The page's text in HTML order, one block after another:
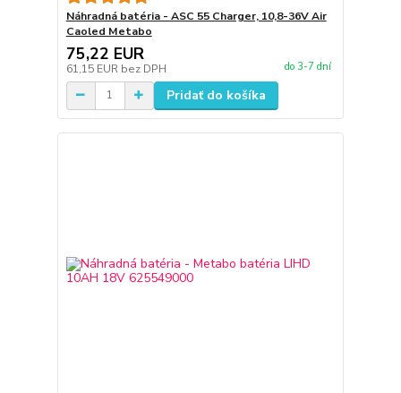
Náhradná batéria - ASC 55 Charger, 10,8-36V Air
Caoled Metabo
75,22 EUR
61,15 EUR bez DPH do 3-7 dní
Pridať do košíka